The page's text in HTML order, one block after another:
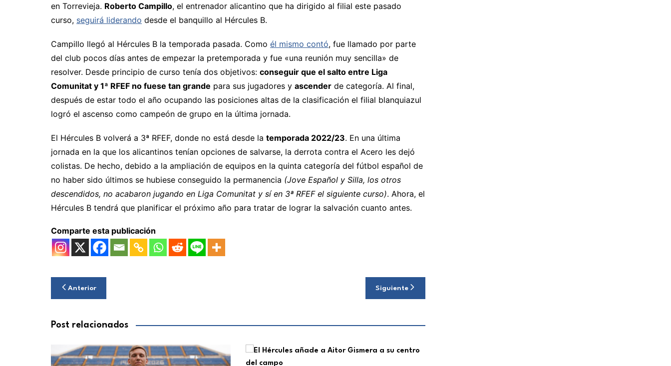
en Torrevieja. Roberto Campillo, el entrenador alicantino que ha dirigido al filial este pasado
curso, seguirá liderando desde el banquillo al Hércules B.
Campillo llegó al Hércules B la temporada pasada. Como él mismo contó, fue llamado por parte
del club pocos días antes de empezar la pretemporada y fue «una reunión muy sencilla» de
resolver. Desde principio de curso tenía dos objetivos: conseguir que el salto entre Liga
Comunitat y 1ª RFEF no fuese tan grande para sus jugadores y ascender de categoría. Al final,
después de estar todo el año ocupando las posiciones altas de la clasificación el filial blanquiazul
logró el ascenso como campeón de grupo en la última jornada.
El Hércules B volverá a 3ª RFEF, donde no está desde la temporada 2022/23. En una última
jornada en la que los alicantinos tenían opciones de salvarse, la derrota contra el Acero les dejó
colistas. De hecho, debido a la ampliación de equipos en la quinta categoría del fútbol español de
no haber sido últimos se hubiese conseguido la permanencia (Jove Español y Silla, los otros
descendidos, no acabaron jugando en Liga Comunitat y sí en 3ª RFEF el siguiente curso). Ahora, el
Hércules B tendrá que planificar el próximo año para tratar de lograr la salvación cuanto antes.
Comparte esta publicación
Navegación
entradas
Anterior Siguiente
Post relacionados